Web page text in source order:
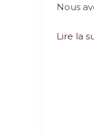
Nous
Lire la